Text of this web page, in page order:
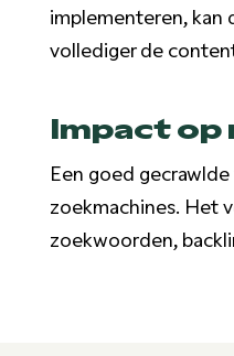
implementeren, kan
vollediger de
Impact
Een goed
zoekmachines. Het
zoekwoorden,